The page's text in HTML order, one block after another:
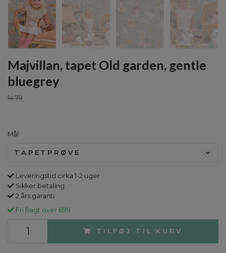
Majvillan, tapet Old garden, gentle
bluegrey
kr 79
Mål
TAPETPRØVE
Leveringstid cirka 1-2 uger
Sikker betaling
2 års garanti
Fri fragt over 699
TILFØJ TIL KURV